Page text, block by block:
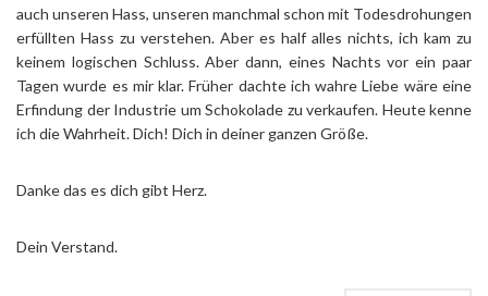
auch unseren Hass, unseren manchmal schon mit Todesdrohungen
erfüllten Hass zu verstehen. Aber es half alles nichts, ich kam zu
keinem logischen Schluss. Aber dann, eines Nachts vor ein paar
Tagen wurde es mir klar. Früher dachte ich wahre Liebe wäre eine
Erfindung der Industrie um Schokolade zu verkaufen. Heute kenne
ich die Wahrheit. Dich! Dich in deiner ganzen Größe.
Danke das es dich gibt Herz.
Dein Verstand.